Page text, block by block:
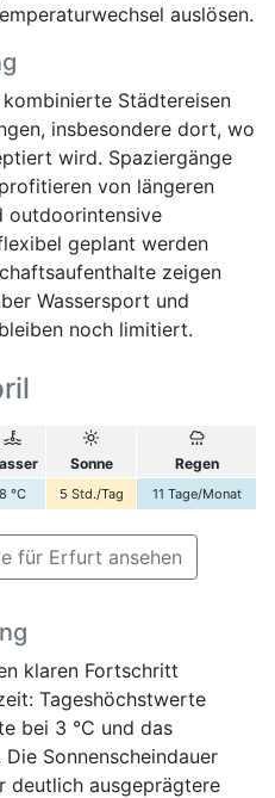
auslösen.
Städtereisen
insbesondere dort, wo
wird. Spaziergänge
von längeren
outdoorintensive
geplant werden
zeigen
Wassersport und
noch limitiert.
Sonne Regen
8 °C 5 Std./Tag 11 Tage/Monat
für Erfurt ansehen
klaren Fortschritt
Tageshöchstwerte
bei 3 °C und das
Sonnenscheindauer
deutlich ausgeprägtere